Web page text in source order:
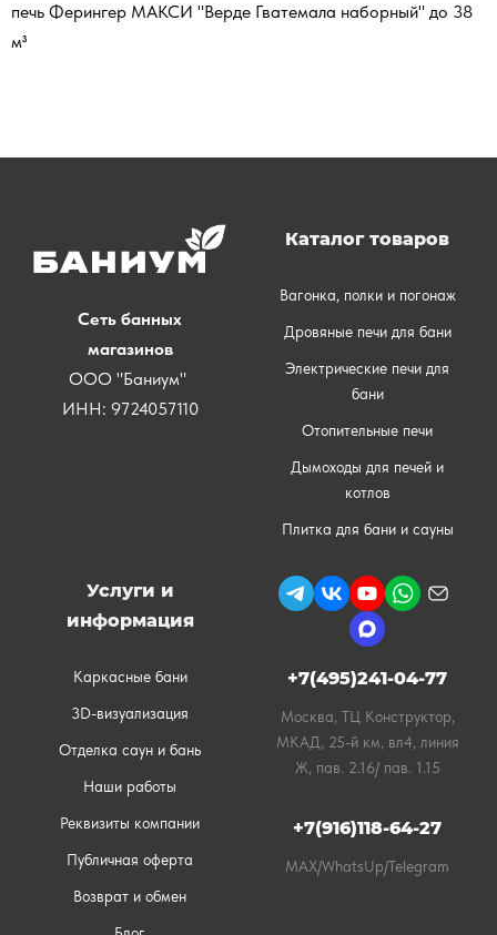
печь Ферингер МАКСИ "Верде Гватемала наборный" до 38
м³
Сеть банных
магазинов
ООО "Баниум"
ИНН: 9724057110
Каталог товаров
Вагонка, полки и погонаж
Дровяные печи для бани
Электрические печи для
бани
Отопительные печи
Дымоходы для печей и
котлов
Плитка для бани и сауны
Услуги и
информация
Каркасные бани
3D-визуализация
Отделка саун и бань
Наши работы
Реквизиты компании
Публичная оферта
Возврат и обмен
+7(495)241-04-77
Москва, ТЦ Конструктор,
МКАД, 25-й км, вл4, линия
Ж, пав. 2.16/ пав. 1.15
+7(916)118-64-27
MAX/WhatsUp/Telegram